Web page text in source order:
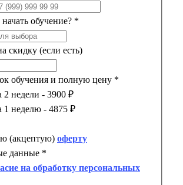
обучение? *
скидку (если есть)
обучения и полную цену *
2 недели - 3900 ₽
1 неделю - 4875 ₽
(акцептую) оферту
данные *
на обработку персональных